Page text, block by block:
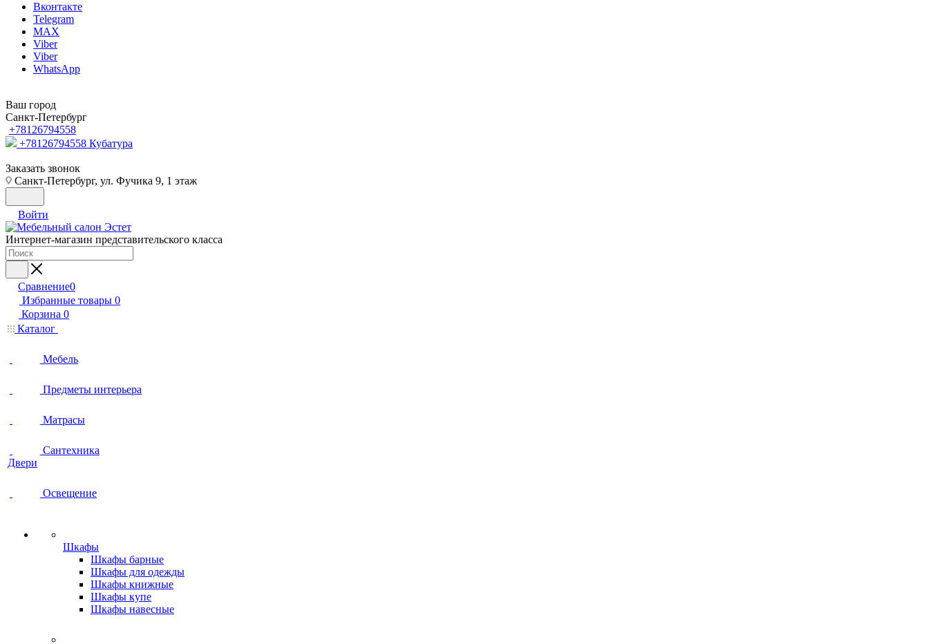
Вконтакте
Telegram
MAX
Viber
Viber
WhatsApp
Ваш город
Санкт-Петербург
+78126794558
+78126794558 Кубатура
Заказать звонок
Санкт-Петербург, ул. Фучика 9, 1 этаж
Войти
Интернет-магазин представительского класса
Сравнение0
Избранные товары 0
Корзина 0
Каталог
Мебель
Предметы интерьера
Матрасы
Сантехника
Двери
Освещение
Шкафы
Шкафы барные
Шкафы для одежды
Шкафы книжные
Шкафы купе
Шкафы навесные